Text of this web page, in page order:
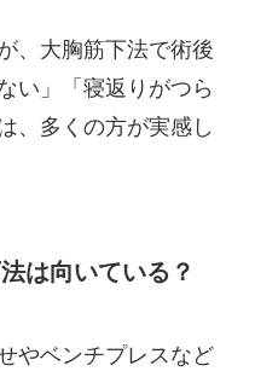
、大胸筋下法で術後
い」「寝返りがつら
、多くの方が実感し
は向いている？
やベンチプレスなど